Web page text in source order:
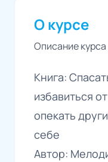
О курсе
Описание курса
Книга:
избавиться
опекать
себе
Автор: